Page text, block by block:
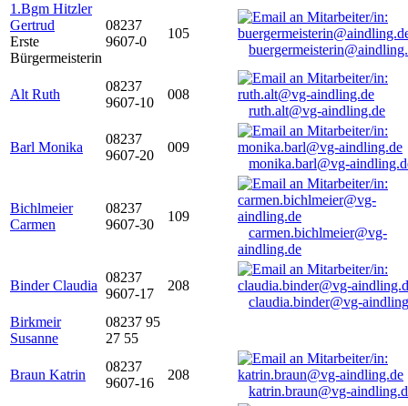
1.Bgm Hitzler
Gertrud
Erste
Bürgermeisterin
08237
9607-0
105
Alt Ruth
08237
9607-10
008
ruth.alt@vg-aindling.de
Barl Monika
08237
9607-20
009
monika.barl@vg-
Bichlmeier
Carmen
08237
9607-30
109
carmen.bichlmeier@vg-
aindling.de
Binder Claudia
08237
9607-17
208
claudia.binder@vg-
Birkmeir
Susanne
08237 95
27 55
Braun Katrin
08237
9607-16
208
katrin.braun@vg-